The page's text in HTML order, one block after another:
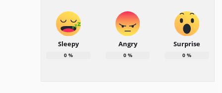
Sleepy
0%
Angry
0%
Surprise
0 %